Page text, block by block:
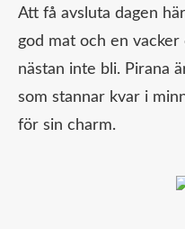
Att få avsluta dagen
god mat och en
nästan inte bli. Pirana
som stannar kvar i
för sin charm.